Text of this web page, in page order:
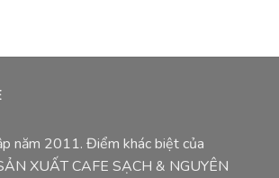
năm 2011. Điểm khác biệt của
XUẤT CAFE SẠCH & NGUYÊN